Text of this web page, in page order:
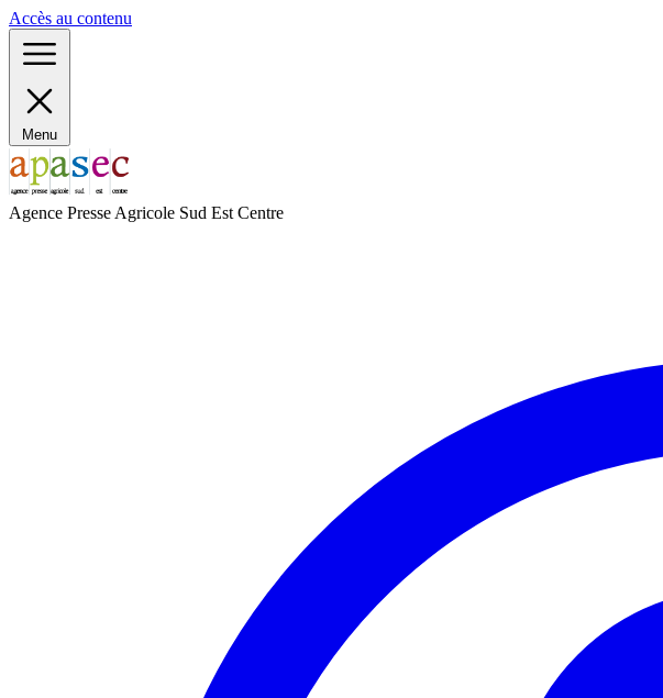
Accès au contenu
Menu
Agence Presse Agricole Sud Est Centre
Panneau de gestion des cookies